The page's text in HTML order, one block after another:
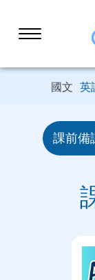
國文 英
課前備